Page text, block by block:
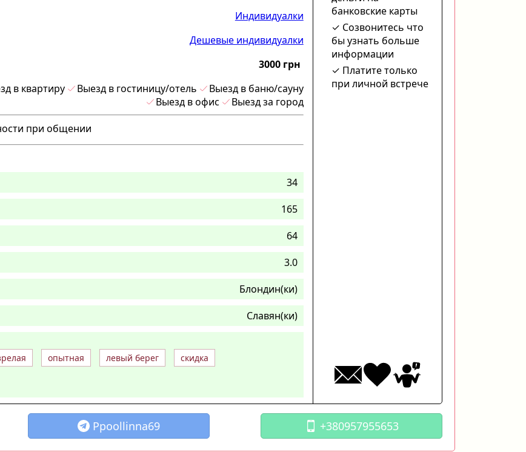
Индивидуалки
Дешевые индивидуалки
3000 грн
в квартиру Выезд в гостиницу/отель
Выезд в баню/сауну
Выезд в офис
Выезд за город
при общении
34
165
64
3.0
Блондин(ки)
Славян(ки)
опытная левый берег
скидка
банковские карты
Созвонитесь что
бы узнать больше
информации
Платите только
при личной встрече
Ppoollinna69 +380957955653